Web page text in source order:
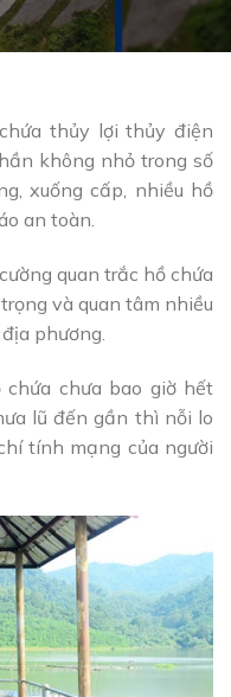
thủy lợi thủy điện
không nhỏ trong số
xuống cấp, nhiều hồ
an toàn.
quan trắc hồ chứa
và quan tâm nhiều
phương.
chưa bao giờ hết
lũ đến gần thì nỗi lo
tính mạng của người